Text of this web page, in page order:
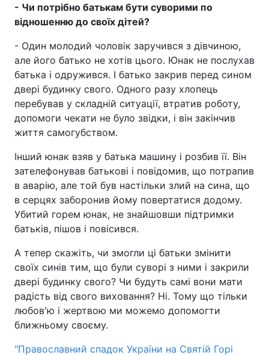
- Чи потрібно батькам бути суворими по
відношенню до своїх дітей?
- Один молодий чоловік заручився з дівчиною,
але його батько не хотів цього. Юнак не послухав
батька і одружився. І батько закрив перед сином
двері будинку свого. Одного разу хлопець
перебував у складній ситуації, втратив роботу,
допомоги чекати не було звідки, і він закінчив
життя самогубством.
Інший юнак взяв у батька машину і розбив її. Він
зателефонував батькові і повідомив, що потрапив
в аварію, але той був настільки злий на сина, що
в серцях заборонив йому повертатися додому.
Убитий горем юнак, не знайшовши підтримки
батьків, пішов і повісився.
А тепер скажіть, чи змогли ці батьки змінити
своїх синів тим, що були суворі з ними і закрили
двері будинку свого? Чи будуть самі вони мати
радість від свого виховання? Ні. Тому що тільки
любов'ю і жертвою ми можемо допомогти
ближньому своєму.
"Православний спадок України на Святій Горі